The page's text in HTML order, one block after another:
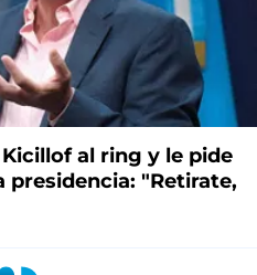
al ring y le pide
"Retirate,